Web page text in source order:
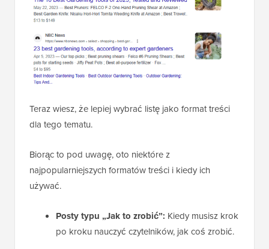
Teraz wiesz, że lepiej wybrać listę jako format treści
dla tego tematu.
Biorąc to pod uwagę, oto niektóre z
najpopularniejszych formatów treści i kiedy ich
używać.
Posty typu „Jak to zrobić”: Kiedy musisz krok
po kroku nauczyć czytelników, jak coś zrobić.